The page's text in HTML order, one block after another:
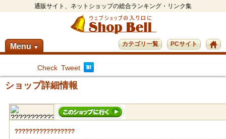
通販サイト、ネットショップの総合ランキング・リンク集
Menu ▼ PCサイト
カテゴリ一覧
Check Tweet
ショップ詳細情報
?????????????????